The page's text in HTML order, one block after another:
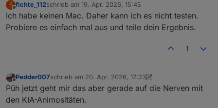
$code = @"
import argparse
from typing import Final
from urllib.parse import parse_qs, urlparse
F
Offline
fichte_112schrieb am 19. Apr. 2026, 15:45
zuletzt editiert von
Ich habe keinen Mac. Daher kann ich es nicht testen.
Probiere es einfach mal aus und teile dein Ergebnis.
1
Offline
Pedder007schrieb am 20. Apr. 2026, 17:23
zuletzt editiert von Pedder007
Püh jetzt geht mir das aber gerade auf die Nerven mit
den KIA-Animositäten.